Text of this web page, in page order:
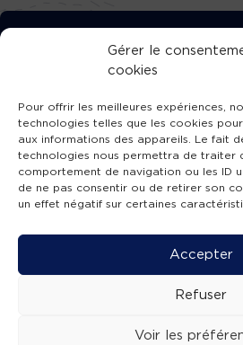
Gérer le
cookies
Pour offrir les meilleures expériences,
technologies telles que les cookies
aux informations des appareils. Le fait
technologies nous permettra de traiter
comportement de navigation ou les ID
de ne pas consentir ou de retirer son
un effet négatif sur certaines
Accepter
Refuser
Voir les
TÉLÉCHARGEZ
L’APPLICATION
SUIVEZ-
Mentions légales-Accessibilité